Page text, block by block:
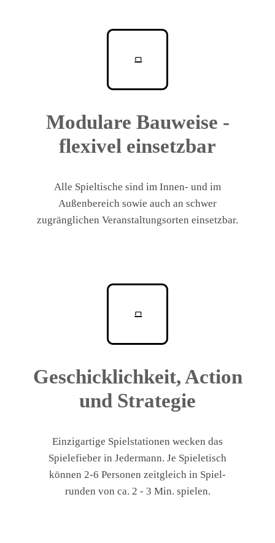
Modulare Bauweise -
flexivel einsetzbar
Alle Spieltische sind im Innen- und im
Außenbereich sowie auch an schwer
zugränglichen Veranstaltungsorten einsetzbar.
Geschicklichkeit, Action
und Strategie
Einzigartige Spielstationen wecken das
Spielefieber in Jedermann. Je Spieletisch
können 2-6 Personen zeitgleich in Spiel-
runden von ca. 2 - 3 Min. spielen.